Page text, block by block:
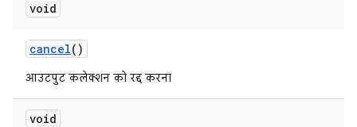
void
cancel()
आउटपुट कलेक्शन को रद्द करना
void